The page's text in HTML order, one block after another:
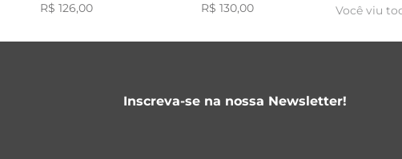
R$ 126,00 R$ 130,00 Você viu
Inscreva-se na nossa Newsletter!